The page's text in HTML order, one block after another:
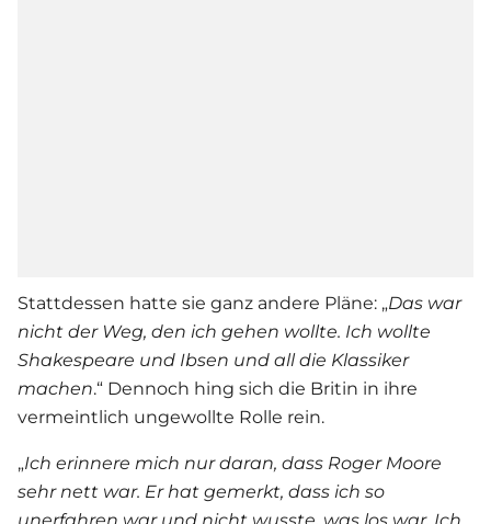
Stattdessen hatte sie ganz andere Pläne: „Das war
nicht der Weg, den ich gehen wollte. Ich wollte
Shakespeare und Ibsen und all die Klassiker
machen.“ Dennoch hing sich die Britin in ihre
vermeintlich ungewollte Rolle rein.
„Ich erinnere mich nur daran, dass Roger Moore
sehr nett war. Er hat gemerkt, dass ich so